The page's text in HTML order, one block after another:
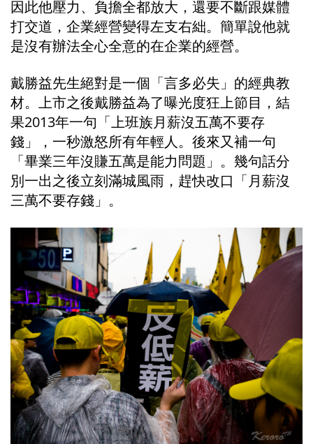
因此他壓力、負擔全都放大，還要不斷跟媒體
打交道，企業經營變得左支右絀。簡單說他就
是沒有辦法全心全意的在企業的經營。
戴勝益先生絕對是一個「言多必失」的經典教
材。上市之後戴勝益為了曝光度狂上節目，結
果2013年一句「上班族月薪沒五萬不要存
錢」，一秒激怒所有年輕人。後來又補一句
「畢業三年沒賺五萬是能力問題」。幾句話分
別一出之後立刻滿城風雨，趕快改口「月薪沒
三萬不要存錢」。